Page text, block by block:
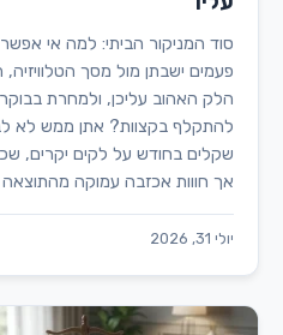
סוד המניקור הביתי: למה אי
פעמים ישבתן מול מסך
הלק האהוב עליכן, ולמחרת
להתקלף בקצוות? אתן ממש לא
שקלים בחודש על לקים יקרים,
אך חווות אכזבה עמוקה מהתוצאה
יולי 31, 2026